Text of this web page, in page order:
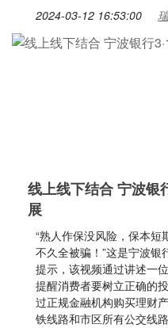
2024-03-12 16:53:00
线上线下结合 宁波银
展
“熟人作保没风险，保本
不久全被骗！”这是宁波
提示，该视频通过讲述一
提醒消费者要树立正确的
过正规金融机构购买理财
铁线路和市区所有公交线